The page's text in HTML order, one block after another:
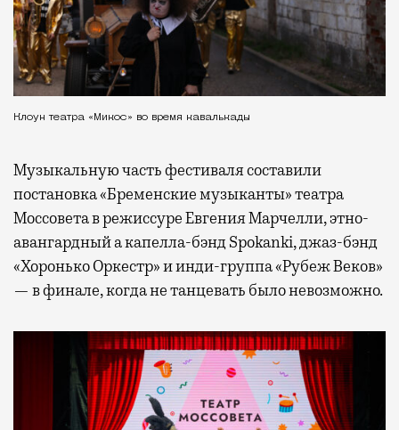
Клоун театра «Микос» во время кавалькады
Музыкальную часть фестиваля составили
постановка «Бременские музыканты» театра
Моссовета в режиссуре Евгения Марчелли, этно-
авангардный а капелла-бэнд Spokanki, джаз-бэнд
«Хоронько Оркестр» и инди-группа «Рубеж Веков»
— в финале, когда не танцевать было невозможно.